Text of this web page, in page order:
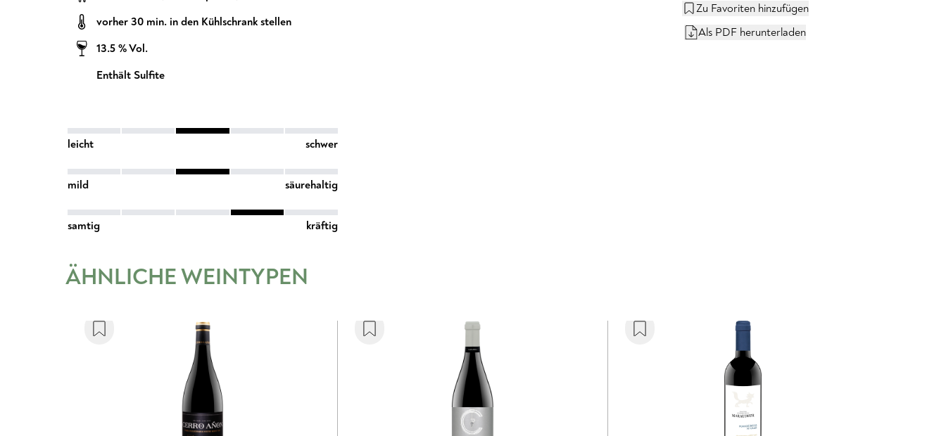
Zu Favoriten hinzufügen
Als PDF herunterladen
vorher 30 min. in den Kühlschrank stellen
13.5 % Vol.
Enthält Sulfite
leicht schwer
mild säurehaltig
samtig kräftig
ÄHNLICHE WEINTYPEN